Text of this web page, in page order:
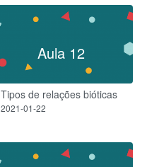
Aula 12
Tipos de relações bióticas
2021-01-22